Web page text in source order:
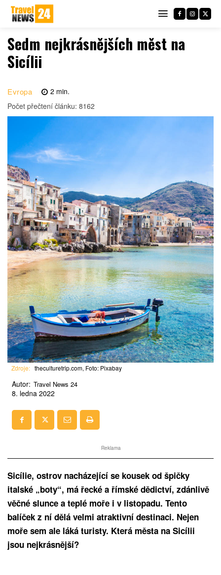
Sedm nejkrásnějších měst na
Sicílii
Evropa 2 min.
Počet přečtení článku: 8162
Zdroje: theculturetrip.com, Foto: Pixabay
Autor: Travel News 24
8. ledna 2022
Reklama
Sicílie, ostrov nacházející se kousek od špičky
italské „boty“, má řecké a římské dědictví, zdánlivě
věčné slunce a teplé moře i v listopadu. Tento
balíček z ní dělá velmi atraktivní destinaci. Nejen
moře sem ale láká turisty. Která města na Sicílii
jsou nejkrásnější?